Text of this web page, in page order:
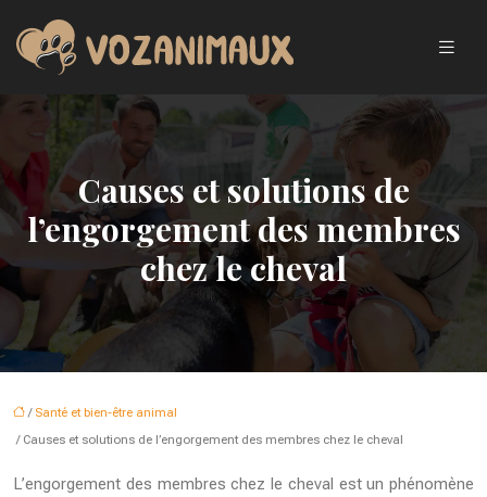
Causes et solutions de
l’engorgement des membres
chez le cheval
/ Santé et bien-être animal
/ Causes et solutions de l’engorgement des membres chez le cheval
L’engorgement des membres chez le cheval est un phénomène